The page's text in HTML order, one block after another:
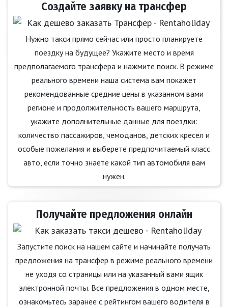
Создайте заявку на трансфер
Нужно такси прямо сейчас или просто планируете
поездку на будущее? Укажите место и время
предполагаемого трансфера и нажмите поиск. В режиме
реального времени наша система вам покажет
рекомендованные средние цены в указанном вами
регионе и продолжительность вашего маршрута,
укажите дополнительные данные для поездки:
количество пассажиров, чемоданов, детских кресел и
особые пожелания и выберете предпочитаемый класс
авто, если точно знаете какой тип автомобиля вам
нужен.
Получайте предложения онлайн
Запустите поиск на нашем сайте и начинайте получать
предложения на трансфер в режиме реального времени
не уходя со страницы или на указанный вами ящик
электронной почты. Все предложения в одном месте,
ознакомьтесь заранее с рейтингом вашего водителя в